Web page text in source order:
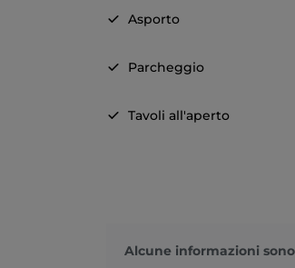
Asporto
Parcheggio
Tavoli all'aperto
Alcune informazioni